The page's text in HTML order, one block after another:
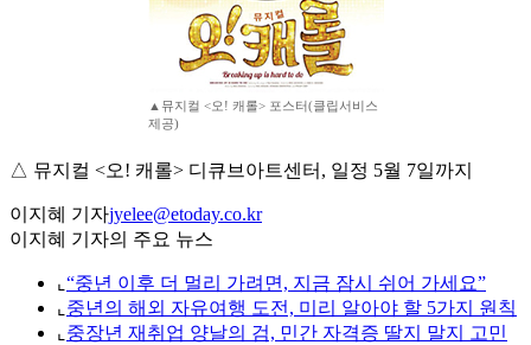
▲뮤지컬 <오! 캐롤> 포스터(클립서비스
제공)
△ 뮤지컬 <오! 캐롤> 디큐브아트센터, 일정 5월 7일까지
이지혜 기자jyelee@etoday.co.kr
이지혜 기자의 주요 뉴스
⌞ “중년 이후 더 멀리 가려면, 지금 잠시 쉬어 가세요”
⌞ 중년의 해외 자유여행 도전, 미리 알아야 할 5가지 원칙
⌞ 중장년 재취업 양날의 검, 민간 자격증 딸지 말지 고민